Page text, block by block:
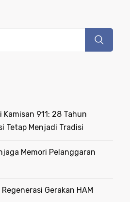
Kamisan 911: 28 Tahun
Tetap Menjadi Tradisi
Memori Pelanggaran
Gerakan HAM